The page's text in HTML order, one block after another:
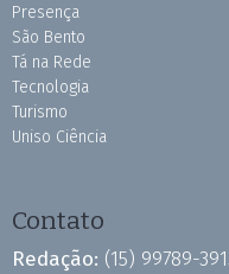
Presença
São Bento
Tá na Rede
Tecnologia
Turismo
Uniso Ciência
Contato
Redação: (15) 99789-